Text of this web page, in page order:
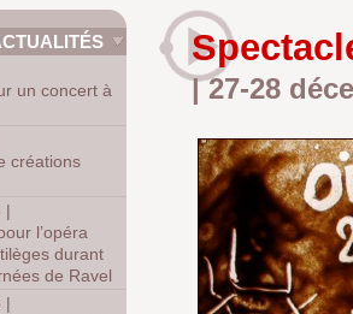
| 27-28
un concert à
créations
|
l’opéra
durant
de Ravel
|